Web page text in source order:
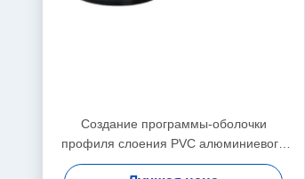
Создание программы-оболочки
профиля слоения PVC алюминиевого
сплава слипчивое горячее плавит